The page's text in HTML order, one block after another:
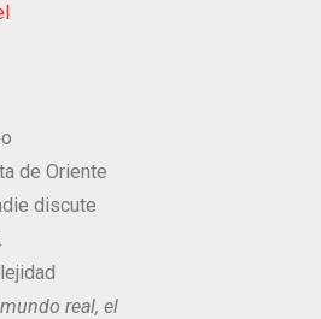
de Oriente
discute
real, el